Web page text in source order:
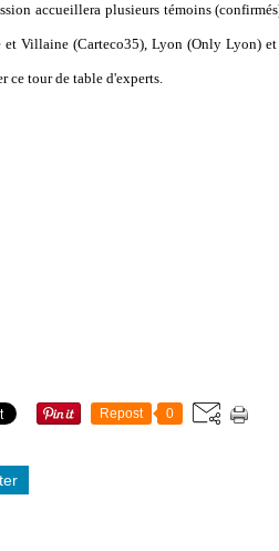
accueillera plusieurs témoins
et Villaine (Carteco35), Lyon (Only Lyon)
ce tour de table d'experts.
Repost 0